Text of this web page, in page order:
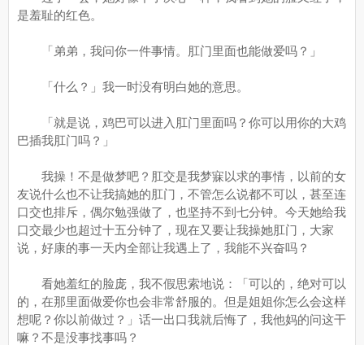
是羞耻的红色。
「弟弟，我问你一件事情。肛门里面也能做爱吗？」
「什么？」我一时没有明白她的意思。
「就是说，鸡巴可以进入肛门里面吗？你可以用你的大鸡
巴插我肛门吗？」
我操！不是做梦吧？肛交是我梦寐以求的事情，以前的女
友说什么也不让我搞她的肛门，不管怎么说都不可以，甚至连
口交也排斥，偶尔勉强做了，也坚持不到七分钟。今天她给我
口交最少也超过十五分钟了，现在又要让我操她肛门，大家
说，好康的事一天内全部让我遇上了，我能不兴奋吗？
看她羞红的脸庞，我不假思索地说：「可以的，绝对可以
的，在那里面做爱你也会非常舒服的。但是姐姐你怎么会这样
想呢？你以前做过？」话一出口我就后悔了，我他妈的问这干
嘛？不是没事找事吗？